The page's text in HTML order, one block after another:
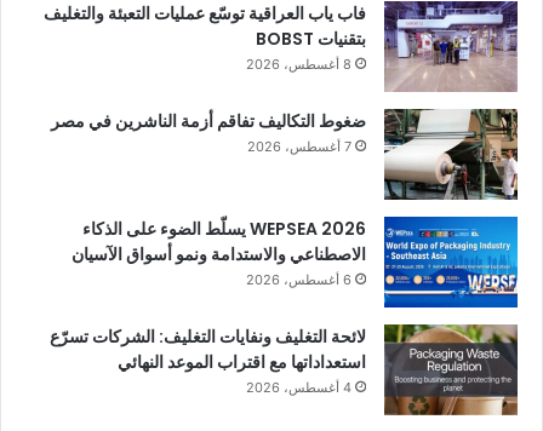
فاب ياب العراقية توسّع عمليات التعبئة والتغليف
بتقنيات BOBST
8 أغسطس، 2026
ضغوط التكاليف تفاقم أزمة الناشرين في مصر
7 أغسطس، 2026
WEPSEA 2026 يسلّط الضوء على الذكاء
الاصطناعي والاستدامة ونمو أسواق الآسيان
6 أغسطس، 2026
لائحة التغليف ونفايات التغليف: الشركات تسرّع
استعداداتها مع اقتراب الموعد النهائي
4 أغسطس، 2026